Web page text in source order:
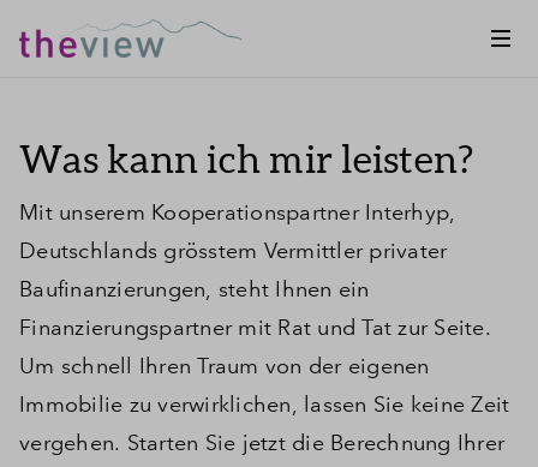
Was kann ich mir leisten?
Mit unserem Kooperationspartner Interhyp,
Deutschlands grösstem Vermittler privater
Baufinanzierungen, steht Ihnen ein
Finanzierungspartner mit Rat und Tat zur Seite.
Um schnell Ihren Traum von der eigenen
Immobilie zu verwirklichen, lassen Sie keine Zeit
vergehen. Starten Sie jetzt die Berechnung Ihrer